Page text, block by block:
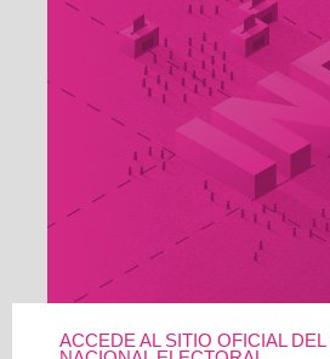
ACCEDE AL SITIO OFICIAL